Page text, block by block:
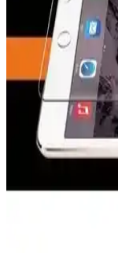
Karartmalı
Kullanım
Günümüzde
koruyucular, göz
çeşitli modeller ve
Kvy Xiaomi Mi
İncelemesi ve
sağlayan ve kolay